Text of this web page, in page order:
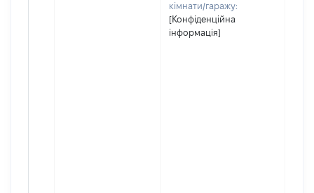
кімнати/гаражу:
[Конфіденційна
інформація]